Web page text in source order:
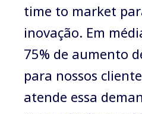
time to market
inovação. Em
75% de aumento
para nossos
atende essa